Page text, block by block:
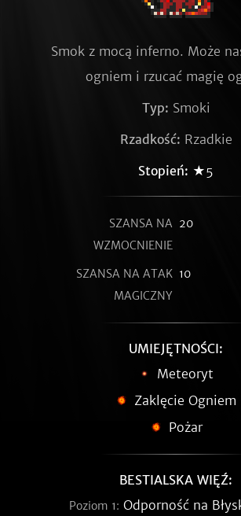
Smok z mocą inferno. Może
ogniem i rzucać magię
Typ: Smoki
Rzadkość: Rzadkie
Stopień: ★5
SZANSA NA
WZMOCNIENIE
20
SZANSA NA ATAK
MAGICZNY
10
UMIEJĘTNOŚCI:
Meteoryt
Zaklęcie Ogniem
Pożar
BESTIALSKA WIĘŹ:
Poziom 1: Odporność na